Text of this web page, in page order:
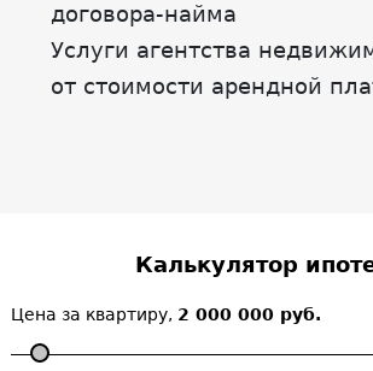
договора-найма
Услуги агентства
от стоимости арендной
Калькулятор
Цена за квартиру, 2 000 000 руб.